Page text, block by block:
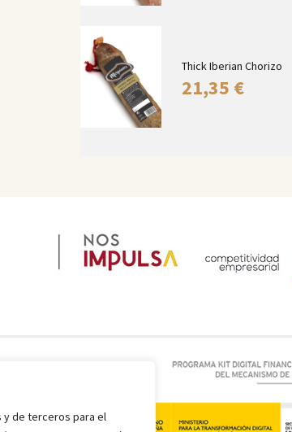
y de terceros para el
Thick Iberian Chorizo
21,35 €